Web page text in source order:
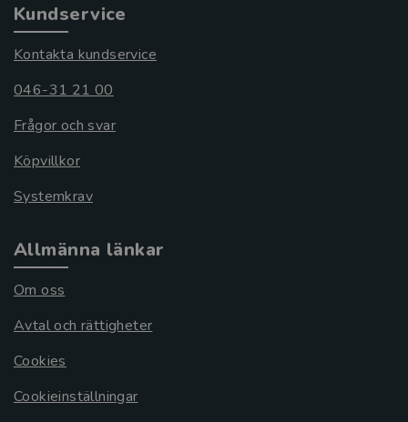
Kundservice
Kontakta kundservice
046-31 21 00
Frågor och svar
Köpvillkor
Systemkrav
Allmänna länkar
Om oss
Avtal och rättigheter
Cookies
Cookieinställningar